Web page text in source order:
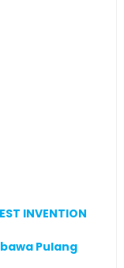
INVENTION
Pulang